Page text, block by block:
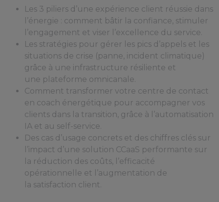
Les 3 piliers d’une expérience client réussie dans
l’énergie : comment bâtir la confiance, stimuler
l’engagement et viser l’excellence du service.
Les stratégies pour gérer les pics d’appels et les
situations de crise (panne, incident climatique)
grâce à une infrastructure résiliente et
une plateforme omnicanale.
Comment transformer votre centre de contact
en coach énergétique pour accompagner vos
clients dans la transition, grâce à l’automatisation
IA et au self-service.
Des cas d’usage concrets et des chiffres clés sur
l’impact d’une solution CCaaS performante sur
la réduction des coûts, l’efficacité
opérationnelle et l’augmentation de
la satisfaction client.